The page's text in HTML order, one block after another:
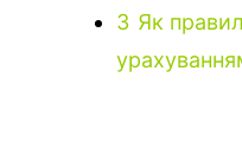
3 Як